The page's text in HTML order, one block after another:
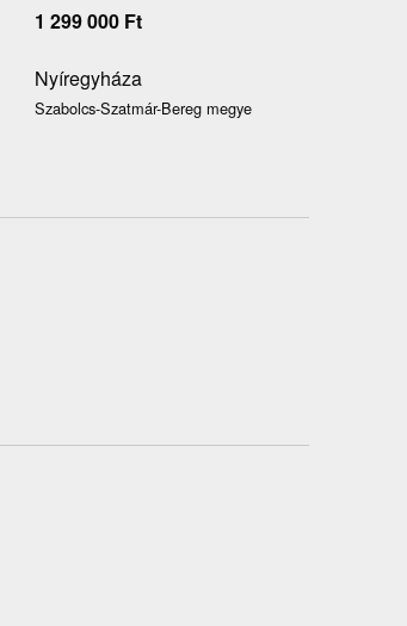
1 299 000 Ft
Nyíregyháza
Szabolcs-Szatmár-Bereg megye